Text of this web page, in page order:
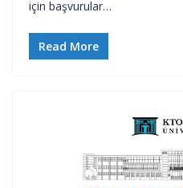
için başvurular…
Read More